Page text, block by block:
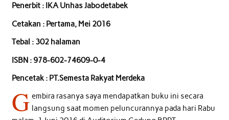
Penerbit : IKA Unhas Jabodetabek
Cetakan : Pertama, Mei 2016
Tebal : 302 halaman
ISBN : 978-602-74609-0-4
Pencetak : PT.Semesta Rakyat Merdeka
G embira rasanya saya mendapatkan buku ini secara
langsung saat momen peluncurannya pada hari Rabu